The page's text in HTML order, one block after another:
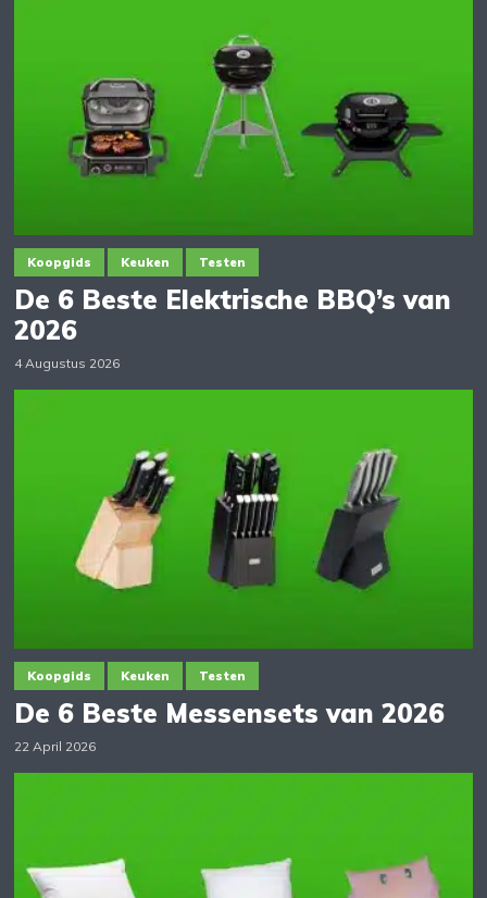
Koopgids Keuken Testen
De 6 Beste Elektrische BBQ’s van
2026
4 Augustus 2026
Koopgids Keuken Testen
De 6 Beste Messensets van 2026
22 April 2026